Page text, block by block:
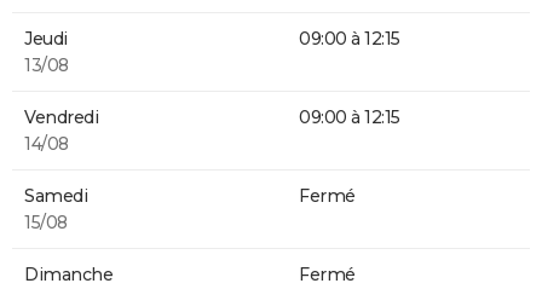
Jeudi
13/08
09:00 à 12:15
Vendredi
14/08
09:00 à 12:15
Samedi
15/08
Fermé
Dimanche
Fermé